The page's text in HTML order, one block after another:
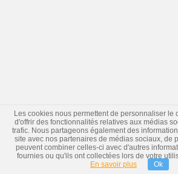
Les cookies nous permettent de personnaliser le
d'offrir des fonctionnalités relatives aux médias
trafic. Nous partageons également des
site avec nos partenaires de médias sociaux, de
peuvent combiner celles-ci avec d'autres
fournies ou qu'ils ont collectées lors de votre
En savoir plus
Ok